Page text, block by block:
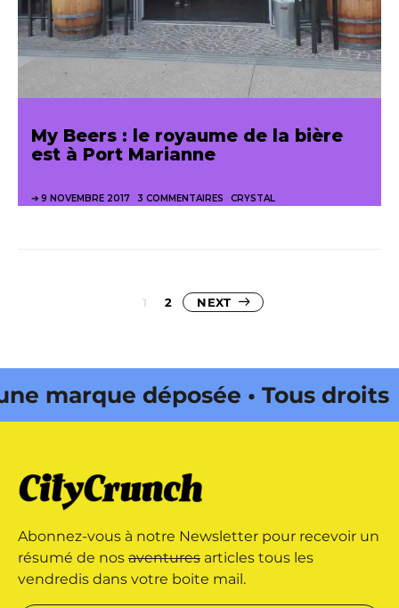
My Beers : le royaume de la bière
est à Port Marianne
9 NOVEMBRE 2017 3 COMMENTAIRES CRYSTAL
Pagination
1 2 NEXT
déposée • Tous droits
déposée • Tous droits
par Buena Onda Web •
Abonnez-vous à notre Newsletter pour recevoir un
résumé de nos aventures articles tous les
vendredis dans votre boite mail.